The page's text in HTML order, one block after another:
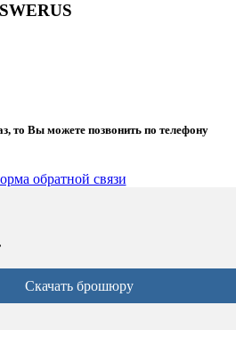
то Вы можете позвонить по телефону
обратной связи
Скачать брошюру